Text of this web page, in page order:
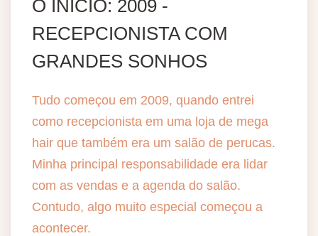
O INÍCIO: 2009 -
RECEPCIONISTA COM
GRANDES SONHOS
Tudo começou em 2009, quando entrei
como recepcionista em uma loja de mega
hair que também era um salão de perucas.
Minha principal responsabilidade era lidar
com as vendas e a agenda do salão.
Contudo, algo muito especial começou a
acontecer.